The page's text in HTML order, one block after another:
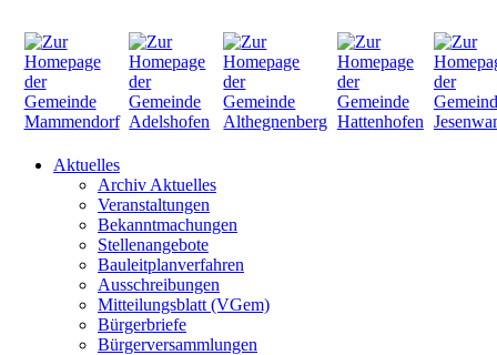
Aktuelles
Archiv Aktuelles
Veranstaltungen
Bekanntmachungen
Stellenangebote
Bauleitplanverfahren
Ausschreibungen
Mitteilungsblatt (VGem)
Bürgerbriefe
Bürgerversammlungen